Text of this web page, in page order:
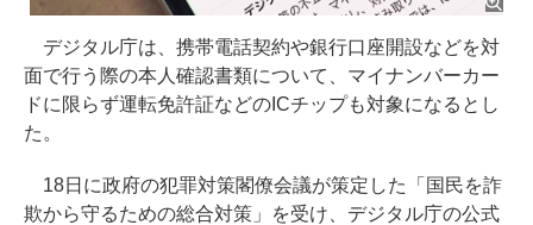
デジタル庁は、携帯電話契約や銀行口座開設などを対
面で行う際の本人確認書類について、マイナンバーカー
ドに限らず運転免許証などのICチップも対象になるとし
た。
18日に政府の犯罪対策閣僚会議が策定した「国民を詐
欺から守るための総合対策」を受け、デジタル庁の公式